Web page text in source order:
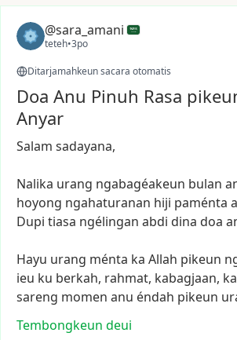
@sara_amani
teteh•3po
Ditarjamahkeun sacara otomatis
Doa Anu Pinuh Rasa
Anyar
Salam sadayana,
Nalika urang ngabagéakeun bulan
hoyong ngahaturanan hiji paménta
Dupi tiasa ngélingan abdi dina doa
Hayu urang ménta ka Allah pikeun
ieu ku berkah, rahmat, kabagjaan,
sareng momen anu éndah pikeun
Tembongkeun deui